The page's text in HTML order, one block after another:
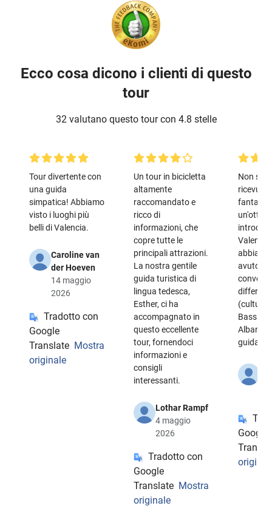
Ecco cosa dicono i clienti di questo
tour
32 valutano questo tour con 4.8 stelle
Tour divertente con
una guida
simpatica! Abbiamo
visto i luoghi più
belli di Valencia.
Caroline van
der Hoeven
14 maggio
2026
Tradotto con
Google
Translate Mostra
originale
Un tour in bicicletta
altamente
raccomandato e
ricco di
informazioni, che
copre tutte le
principali attrazioni.
La nostra gentile
guida turistica di
lingua tedesca,
Esther, ci ha
accompagnato in
questo eccellente
tour, fornendoci
informazioni e
consigli
interessanti.
Lothar Rampf
4 maggio
2026
Tradotto con
Google
Translate Mostra
originale
Non
ricevuto
avuto
Bassi e
Albano
guida
Google